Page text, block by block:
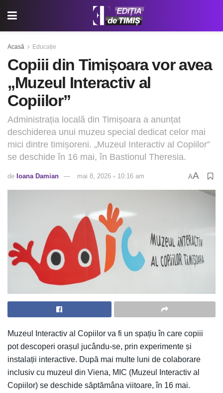
Acasă Educație
Copiii din Timișoara vor avea
„Muzeul Interactiv al
Copiilor”
Administrația locală din Timișoara a anunțat
deschiderea unui muzeu special dedicat celor mai
mici dintre timișoreni. „Muzeul Interactiv al Copiilor”
se deschide în 16 mai, în Bastionul Theresia.
de Ioana Damian mai 8, 2026 ◦ 10:16 am AA
Muzeul Interactiv al Copiilor va fi un spațiu în care copiii
pot descoperi orașul jucându-se, prin experimente și
instalații interactive. După mai multe luni de colaborare
inclusiv cu muzeul din Viena, MIC (Muzeul Interactiv al
Copiilor) se deschide săptămâna viitoare, în 16 mai.